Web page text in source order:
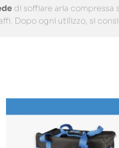
di soffiare aria compressa
Dopo ogni utilizzo, si